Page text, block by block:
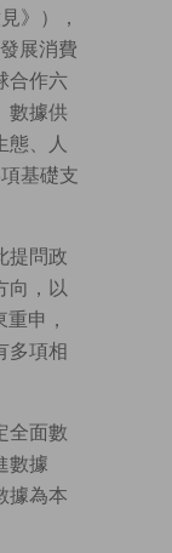
》），
展消費
合作六
數據供
態、人
基礎支
提問政
向，以
申，
多項相
全面數
數據
據為本